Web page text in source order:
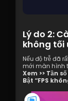
Lý do 2:
không tối
Nếu độ trễ đã
mới màn hình
Xem >> Tần
Bật “FPS